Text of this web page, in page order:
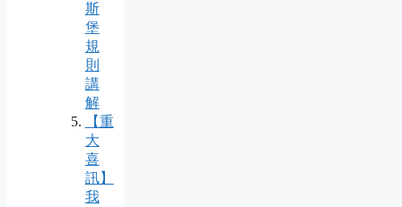
斯
堡
規
則
講
解
【重
大
喜
訊】
我